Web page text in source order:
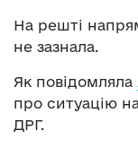
На решті
не зазнала.
Як повідомляла
про ситуацію
ДРГ.